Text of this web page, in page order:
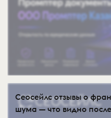
Сеосейлс отзывы о
шума — что видно